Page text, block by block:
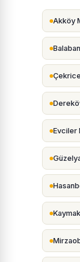
Akköy
Evciler